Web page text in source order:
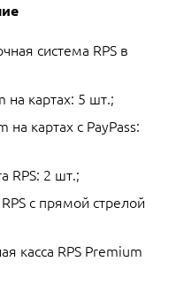
система RPS в
на картах: 5 шт.;
картах с PayPass:
RPS: 2 шт.;
с прямой стрелой
касса RPS Premium